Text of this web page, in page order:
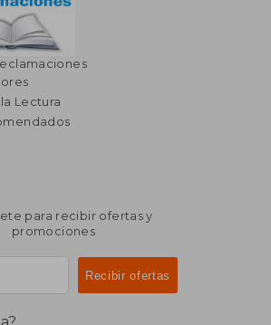
Lectura
para recibir ofertas y
promociones